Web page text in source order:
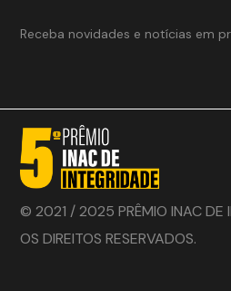
Receba novidades e notícias em
© 2021 / 2025 PRÊMIO INAC DE
OS DIREITOS RESERVADOS.